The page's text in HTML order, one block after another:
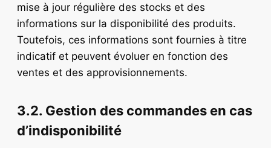
mise à jour régulière des stocks et des
informations sur la disponibilité des produits.
Toutefois, ces informations sont fournies à titre
indicatif et peuvent évoluer en fonction des
ventes et des approvisionnements.
3.2. Gestion des commandes en cas
d’indisponibilité